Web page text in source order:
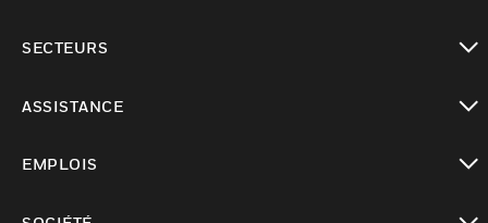
SECTEURS
ASSISTANCE
EMPLOIS